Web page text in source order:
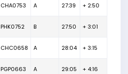
CHA0753 A 27:39 + 2:50
PHK0752 B 27:50 + 3:01
CHC0658 A 28:04 + 3:15
PGP0663 A 29:05 + 4:16